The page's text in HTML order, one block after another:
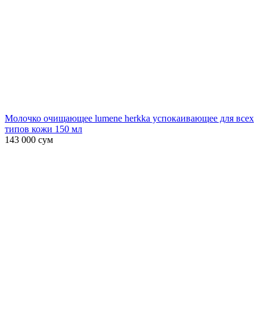
Молочко очищающее lumene herkka успокаивающее для всех
типов кожи 150 мл
143 000 сум